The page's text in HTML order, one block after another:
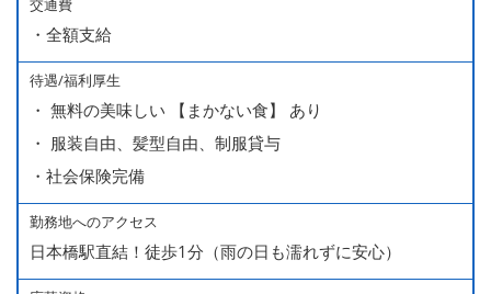
分・10万円）を含んでいます。
■ 昇給（随時）
■ 賞与 年２回（夏・秋）約１ヶ月分
■ インセンティブ制度（月額約4万円～20万円）
＊店長・料理長候補・統括店長・統括料理長候補の場合
＜給与モデル＞
交通費
・全額支給
待遇/福利厚生
・ 無料の美味しい 【まかない食】 あり
・ 服装自由、髪型自由、制服貸与
・社会保険完備
勤務地へのアクセス
日本橋駅直結！徒歩1分（雨の日も濡れずに安心）